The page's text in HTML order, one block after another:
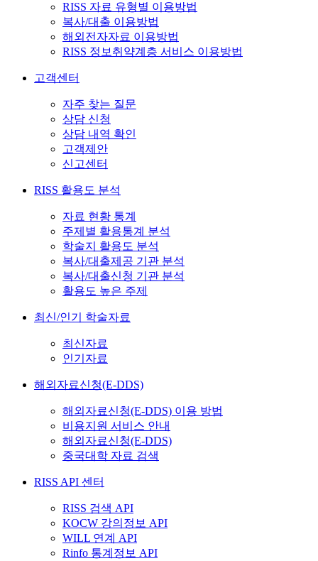
RISS 자료 유형별 이용방법
복사/대출 이용방법
해외전자자료 이용방법
RISS 정보취약계층 서비스 이용방법
고객센터
자주 찾는 질문
상담 신청
상담 내역 확인
고객제안
신고센터
RISS 활용도 분석
자료 현황 통계
주제별 활용통계 분석
학술지 활용도 분석
복사/대출제공 기관 분석
복사/대출신청 기관 분석
활용도 높은 주제
최신/인기 학술자료
최신자료
인기자료
해외자료신청(E-DDS)
해외자료신청(E-DDS) 이용 방법
비용지원 서비스 안내
해외자료신청(E-DDS)
중국대학 자료 검색
RISS API 센터
RISS 검색 API
KOCW 강의정보 API
WILL 연계 API
Rinfo 통계정보 API